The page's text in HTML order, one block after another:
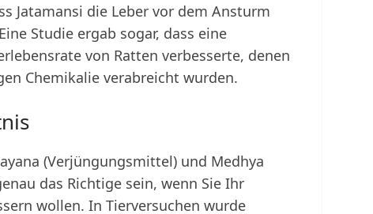
Jatamansi die Leber vor dem Ansturm
Studie ergab sogar, dass eine
von Ratten verbesserte, denen
Chemikalie verabreicht wurden.
(Verjüngungsmittel) und Medhya
das Richtige sein, wenn Sie Ihr
wollen. In Tierversuchen wurde